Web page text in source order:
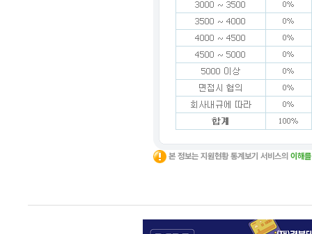
본 정보는 지원현황 통계보기 서비스의 이해